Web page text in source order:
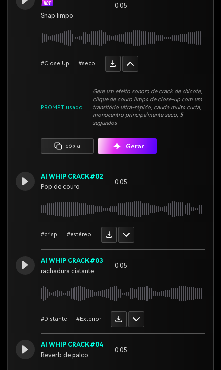
Snap limpo
0:05
#Close Up #seco
PROMPT usado
Gere um efeito sonoro de crack de chicote,
clique de couro limpo de close-up com um
transitório ultra-rápido, cauda muito curta,
monocentro principalmente seco, 5
segundos
cópia Gerar
AI WHIP CRACK#02
Pop de couro
0:05
#crisp #estéreo
AI WHIP CRACK#03
rachadura distante
0:05
#Distante #Exterior
AI WHIP CRACK#04
Reverb de palco
0:05